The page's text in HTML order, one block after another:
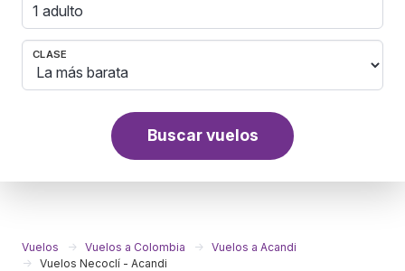
1 adulto
CLASE
Buscar vuelos
Vuelos Vuelos a Colombia
Vuelos a Acandi
Vuelos Necoclí - Acandi